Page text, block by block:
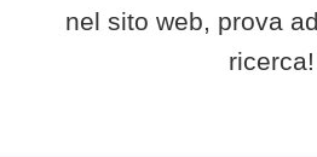
nel sito web, prova
ricerca!